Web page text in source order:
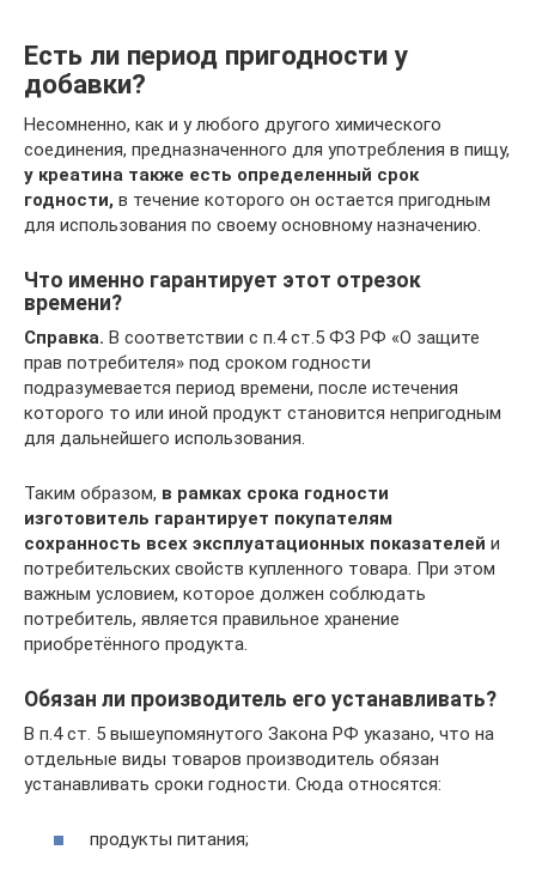
Есть ли период пригодности у
добавки?
Несомненно, как и у любого другого химического
соединения, предназначенного для употребления в пищу,
у креатина также есть определенный срок
годности, в течение которого он остается пригодным
для использования по своему основному назначению.
Что именно гарантирует этот отрезок
времени?
Справка. В соответствии с п.4 ст.5 ФЗ РФ «О защите
прав потребителя» под сроком годности
подразумевается период времени, после истечения
которого то или иной продукт становится непригодным
для дальнейшего использования.
Таким образом, в рамках срока годности
изготовитель гарантирует покупателям
сохранность всех эксплуатационных показателей и
потребительских свойств купленного товара. При этом
важным условием, которое должен соблюдать
потребитель, является правильное хранение
приобретённого продукта.
Обязан ли производитель его устанавливать?
В п.4 ст. 5 вышеупомянутого Закона РФ указано, что на
отдельные виды товаров производитель обязан
устанавливать сроки годности. Сюда относятся:
продукты питания;